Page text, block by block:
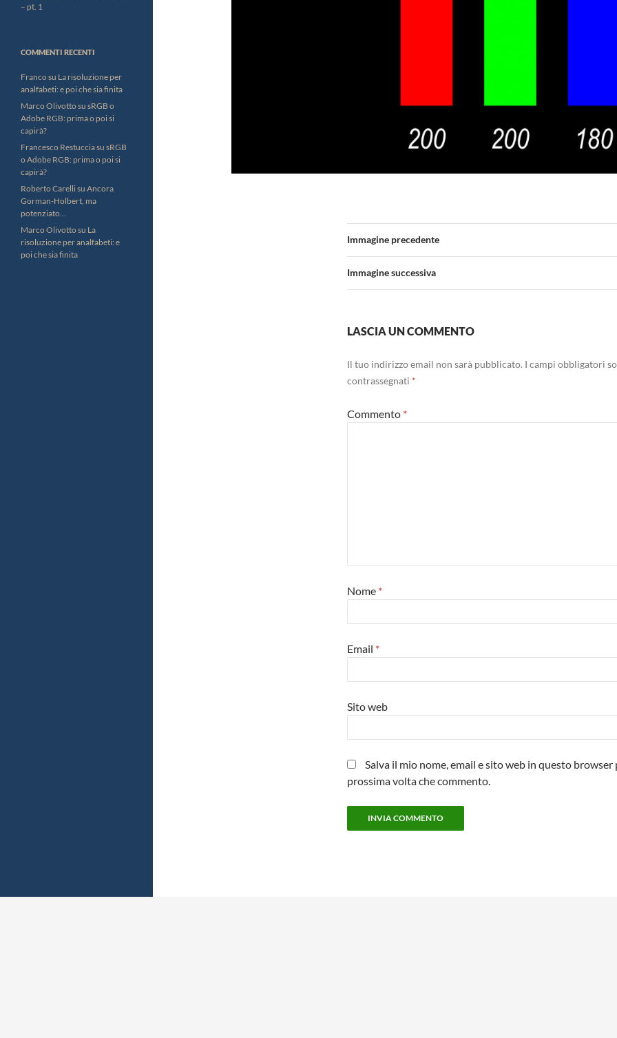
Immagine precedente
Immagine successiva
LASCIA UN COMMENTO
Il tuo indirizzo email non sarà pubblicato. I campi obbligatori
contrassegnati *
Commento *
Nome *
Email *
Sito web
Salva il mio nome, email e sito web in questo browser
prossima volta che commento.
– pt. 1
COMMENTI RECENTI
Francosu La risoluzione per
analfabeti: e poi che sia finita
Marco Olivottosu sRGB o
Adobe RGB: prima o poi si
capirà?
Francesco Restucciasu sRGB
o Adobe RGB: prima o poi si
capirà?
Roberto Carellisu Ancora
Gorman-Holbert, ma
potenziato…
Marco Olivottosu La
risoluzione per analfabeti: e
poi che sia finita